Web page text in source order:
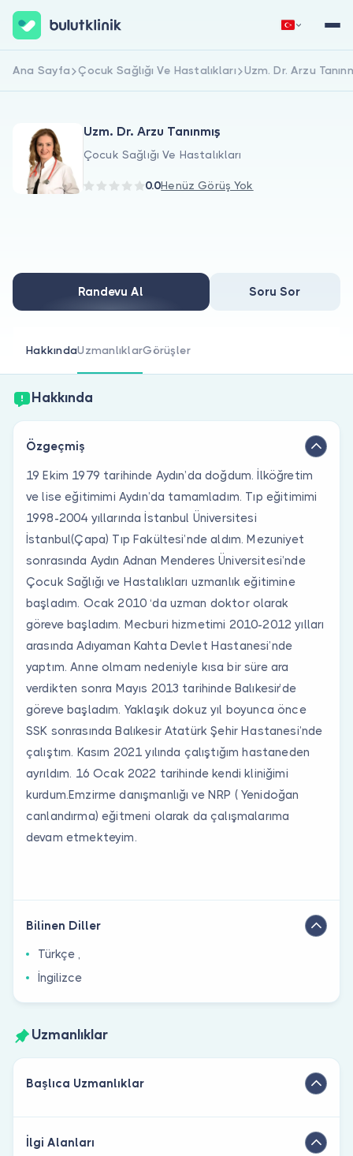
Doktorlar için
Doktor musunuz?
Hemen Kaydol Giriş Yap
Ana Sayfa Çocuk Sağlığı Ve Hastalıkları Uzm. Dr. Arzu
Uzm. Dr. Arzu Tanınmış
Çocuk Sağlığı Ve Hastalıkları
0.0Henüz Görüş Yok
Randevu Al Soru Sor
HakkındaUzmanlıklarGörüşler
Hakkında
Özgeçmiş
19 Ekim 1979 tarihinde Aydın’da doğdum. İlköğretim
ve lise eğitimimi Aydın’da tamamladım. Tıp eğitimimi
1998-2004 yıllarında İstanbul Üniversitesi
İstanbul(Çapa) Tıp Fakültesi’nde aldım. Mezuniyet
sonrasında Aydın Adnan Menderes Üniversitesi’nde
Çocuk Sağlığı ve Hastalıkları uzmanlık eğitimine
başladım. Ocak 2010 ‘da uzman doktor olarak
göreve başladım. Mecburi hizmetimi 2010-2012 yılları
arasında Adıyaman Kahta Devlet Hastanesi’nde
yaptım. Anne olmam nedeniyle kısa bir süre ara
verdikten sonra Mayıs 2013 tarihinde Balıkesir’de
göreve başladım. Yaklaşık dokuz yıl boyunca önce
SSK sonrasında Balıkesir Atatürk Şehir Hastanesi’nde
çalıştım. Kasım 2021 yılında çalıştığım hastaneden
ayrıldım. 16 Ocak 2022 tarihinde kendi kliniğimi
kurdum.Emzirme danışmanlığı ve NRP ( Yenidoğan
canlandırma) eğitmeni olarak da çalışmalarıma
devam etmekteyim.
Bilinen Diller
Türkçe ,
İngilizce
Uzmanlıklar
Başlıca Uzmanlıklar
İlgi Alanları